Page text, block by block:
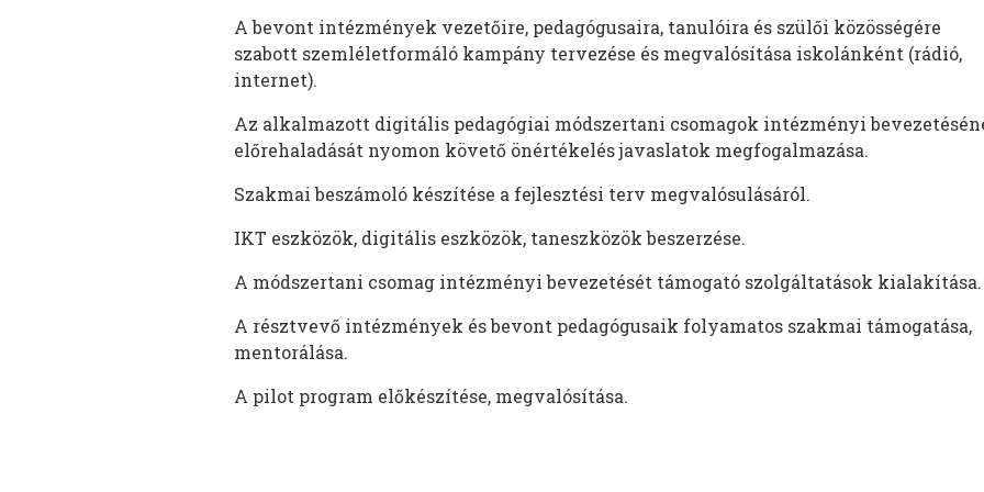
A bevont intézmények vezetőire, pedagógusaira, tanulóira és szülői közösségére
szabott szemléletformáló kampány tervezése és megvalósítása iskolánként (rádió,
internet).
Az alkalmazott digitális pedagógiai módszertani csomagok intézményi
előrehaladását nyomon követő önértékelés javaslatok megfogalmazása.
Szakmai beszámoló készítése a fejlesztési terv megvalósulásáról.
IKT eszközök, digitális eszközök, taneszközök beszerzése.
A módszertani csomag intézményi bevezetését támogató szolgáltatások kialakítása.
A résztvevő intézmények és bevont pedagógusaik folyamatos szakmai támogatása,
mentorálása.
A pilot program előkészítése, megvalósítása.